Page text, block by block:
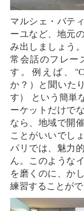
マルシェ・バティニョールやマルシェ・バスティ
ーユなど、地元
み出しましょう
常会話のフレー
す。例えば、
か？）と聞いた
す） という簡単
ーケットだけで
なら、地域で開
ことがいいでし
パリでは、魅力
ん。このような
を磨くのに、か
練習することがで